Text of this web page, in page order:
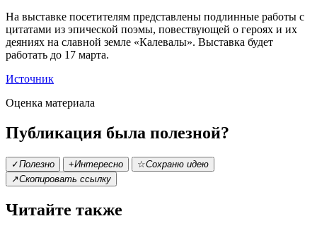
На выставке посетителям представлены подлинные работы с
цитатами из эпической поэмы, повествующей о героях и их
деяниях на славной земле «Калевалы». Выставка будет
работать до 17 марта.
Источник
Оценка материала
Публикация была полезной?
✓Полезно +Интересно ☆Сохраню идею
↗Скопировать ссылку
Читайте также